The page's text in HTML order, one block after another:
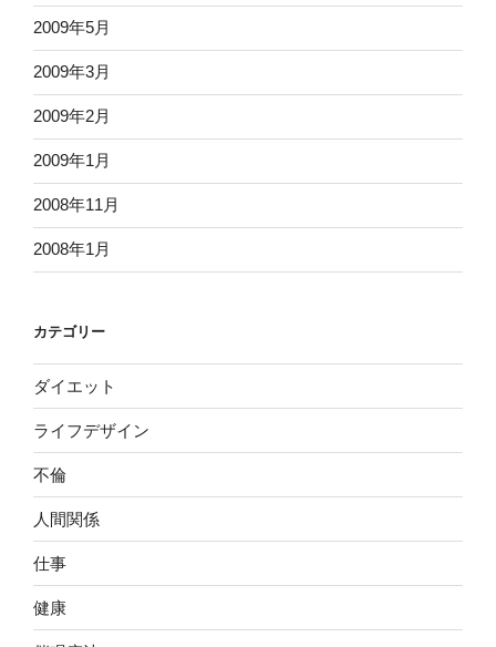
2009年5月
2009年3月
2009年2月
2009年1月
2008年11月
2008年1月
カテゴリー
ダイエット
ライフデザイン
不倫
人間関係
仕事
健康